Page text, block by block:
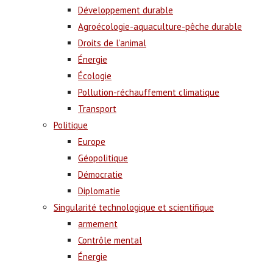
Développement durable
Agroécologie-aquaculture-pêche durable
Droits de l’animal
Énergie
Écologie
Pollution-réchauffement climatique
Transport
Politique
Europe
Géopolitique
Démocratie
Diplomatie
Singularité technologique et scientifique
armement
Contrôle mental
Énergie